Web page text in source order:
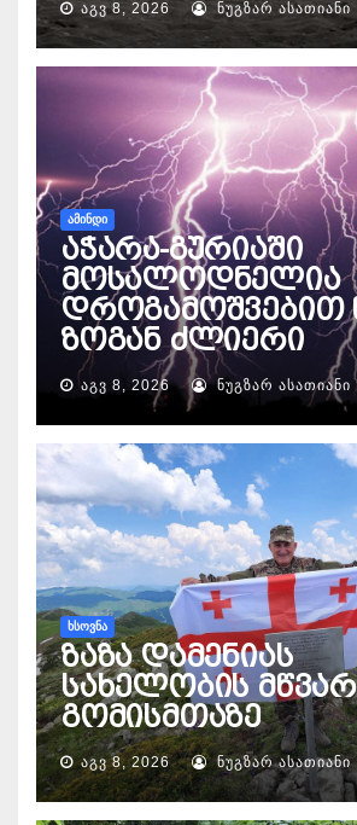
ᲐᲒᲕ 8, 2026 ᲜᲣᲒᲖᲐᲠ ᲐᲡᲐᲗᲘᲐᲜᲘ
ᲐᲛᲘᲜᲓᲘ
აჭარა-გურიაში
მოსალოდნელია
დროგამოშვებით
ზოგან ძლიერი
ᲐᲒᲕ 8, 2026 ᲜᲣᲒᲖᲐᲠ ᲐᲡᲐᲗᲘᲐᲜᲘ
ᲮᲡᲝᲕᲜᲐ
ზაზა დამენიას
სახელობის
გომისმთაზე
ᲐᲒᲕ 8, 2026 ᲜᲣᲒᲖᲐᲠ ᲐᲡᲐᲗᲘᲐᲜᲘ